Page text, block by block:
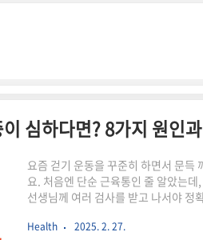
심하다면? 8가지 원인
요즘 걷기 운동을 꾸준히 하면서 문득
요. 처음엔 단순 근육통인 줄 알았는
선생님께 여러 검사를 받고 나서야 정
속된다면 반드시 정확한 원인을 찾아
Health 2025. 2. 27.